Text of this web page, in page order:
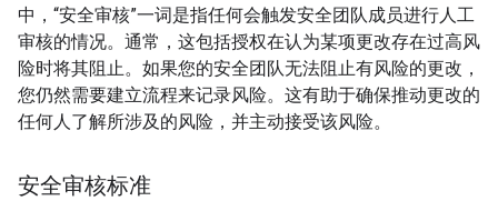
中，“安全审核”一词是指任何会触发安全团队成员进行人工
审核的情况。 通常，这包括授权在认为某项更改存在过高风
险时将其阻止。如果您的安全团队无法阻止有风险的更改，
您仍然需要建立流程来记录风险。这有助于确保推动更改的
任何人了解所涉及的风险，并主动接受该风险。
安全审核标准